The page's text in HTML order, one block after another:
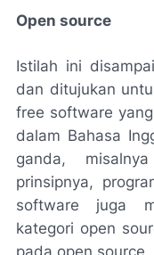
Open source
Istilah ini
dan ditujukan
free software
dalam Bahasa
ganda,
prinsipnya,
software juga
kategori open
pada open